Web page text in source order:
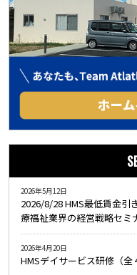
2026/8/28 HMS最低賃金引
療福祉業界の経営戦略セミ
2026年5月12日
HMSデイサービス研修（
2026年4月20日